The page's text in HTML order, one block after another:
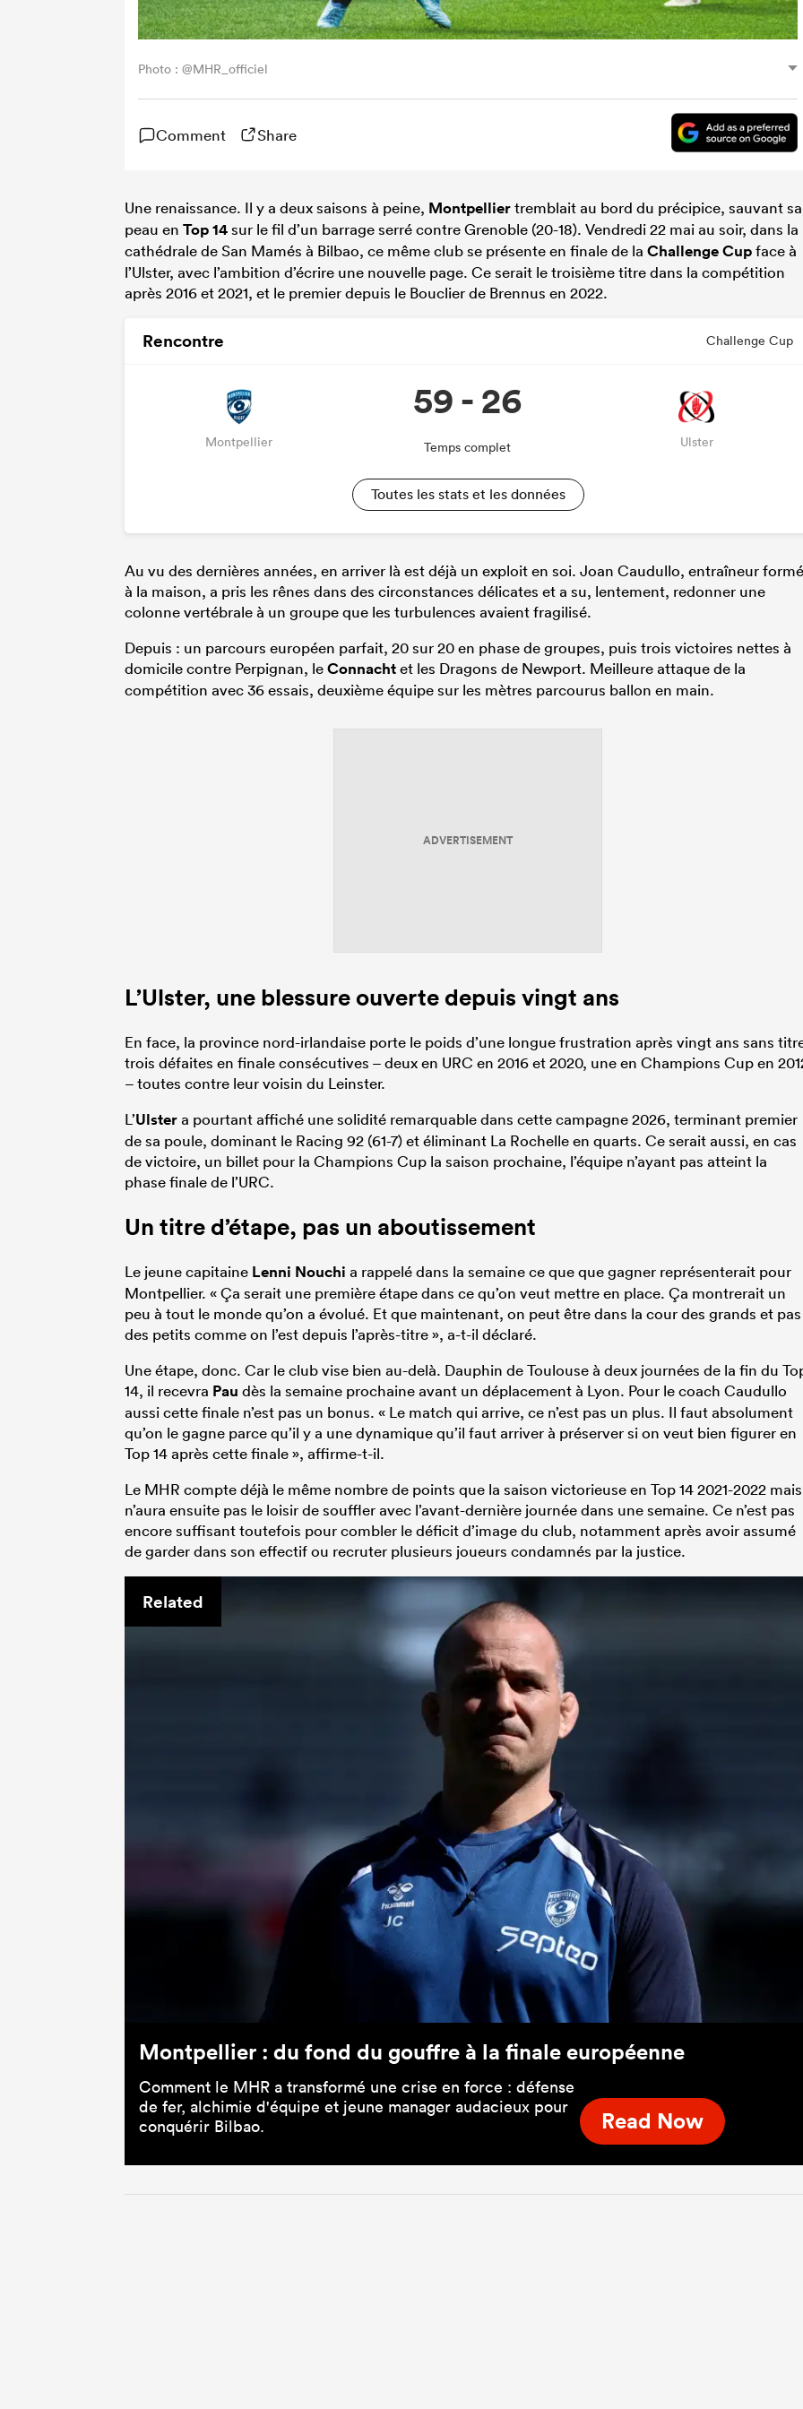
Photo : @MHR_officiel
Comment Share
Une renaissance. Il y a deux saisons à peine, Montpelliertremblait au bord du précipice, sauvant sa
peau en Top 14sur le fil d’un barrage serré contre Grenoble (20-18). Vendredi 22 mai au soir, dans la
cathédrale de San Mamés à Bilbao, ce même club se présente en finale de la Challenge Cupface à
l’Ulster, avec l’ambition d’écrire une nouvelle page. Ce serait le troisième titre dans la compétition
après 2016 et 2021, et le premier depuis le Bouclier de Brennus en 2022.
Rencontre Challenge Cup
Montpellier
59 - 26
Temps complet Ulster
Toutes les stats et les données
Au vu des dernières années, en arriver là est déjà un exploit en soi. Joan Caudullo, entraîneur formé
à la maison, a pris les rênes dans des circonstances délicates et a su, lentement, redonner une
colonne vertébrale à un groupe que les turbulences avaient fragilisé.
Depuis : un parcours européen parfait, 20 sur 20 en phase de groupes, puis trois victoires nettes à
domicile contre Perpignan, leConnachtet les Dragons de Newport. Meilleure attaque de la
compétition avec 36 essais, deuxième équipe sur les mètres parcourus ballon en main.
ADVERTISEMENT
L’Ulster, une blessure ouverte depuis vingt ans
En face, la province nord-irlandaise porte le poids d’une longue frustration après vingt ans sans
trois défaites en finale consécutives – deux en URC en 2016 et 2020, une en Champions Cup en
– toutes contre leur voisin du Leinster.
L’Ulstera pourtant affiché une solidité remarquable dans cette campagne 2026, terminant premier
de sa poule, dominant le Racing 92 (61-7) et éliminant La Rochelle en quarts. Ce serait aussi, en cas
de victoire, un billet pour la Champions Cup la saison prochaine, l’équipe n’ayant pas atteint la
phase finale de l’URC.
Un titre d’étape, pas un aboutissement
Le jeune capitaine Lenni Nouchi a rappelé dans la semaine ce que que gagner représenterait pour
Montpellier. « Ça serait une première étape dans ce qu’on veut mettre en place. Ça montrerait un
peu à tout le monde qu’on a évolué. Et que maintenant, on peut être dans la cour des grands et pas
des petits comme on l’est depuis l’après-titre », a-t-il déclaré.
Une étape, donc. Car le club vise bien au-delà. Dauphin de Toulouse à deux journées de la fin du
14, il recevra Pau dès la semaine prochaine avant un déplacement à Lyon. Pour le coach Caudullo
aussi cette finale n’est pas un bonus. « Le match qui arrive, ce n’est pas un plus. Il faut absolument
qu’on le gagne parce qu’il y a une dynamique qu’il faut arriver à préserver si on veut bien figurer en
Top 14 après cette finale », affirme-t-il.
Le MHR compte déjà le même nombre de points que la saison victorieuse en Top 14 2021-2022 mais
n’aura ensuite pas le loisir de souffler avec l’avant-dernière journée dans une semaine. Ce n’est pas
encore suffisant toutefois pour combler le déficit d’image du club, notamment après avoir assumé
de garder dans son effectif ou recruter plusieurs joueurs condamnés par la justice.
Related
Montpellier : du fond du gouffre à la finale européenne
Comment le MHR a transformé une crise en force : défense
de fer, alchimie d'équipe et jeune manager audacieux pour
conquérir Bilbao.
Read Now